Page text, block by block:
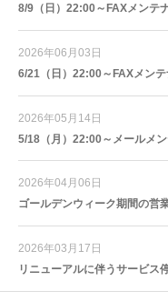
8/9（日）22:00～FAXメンテ
2026年06月03日
6/21（日）22:00～FAXメン
2026年05月14日
5/18（月）22:00～メールメ
2026年04月06日
ゴールデンウィーク期間の営
2026年03月17日
リニューアルに伴うサービス